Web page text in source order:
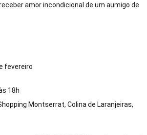
amor incondicional de um aumigo de
fevereiro
18h
Montserrat, Colina de Laranjeiras,